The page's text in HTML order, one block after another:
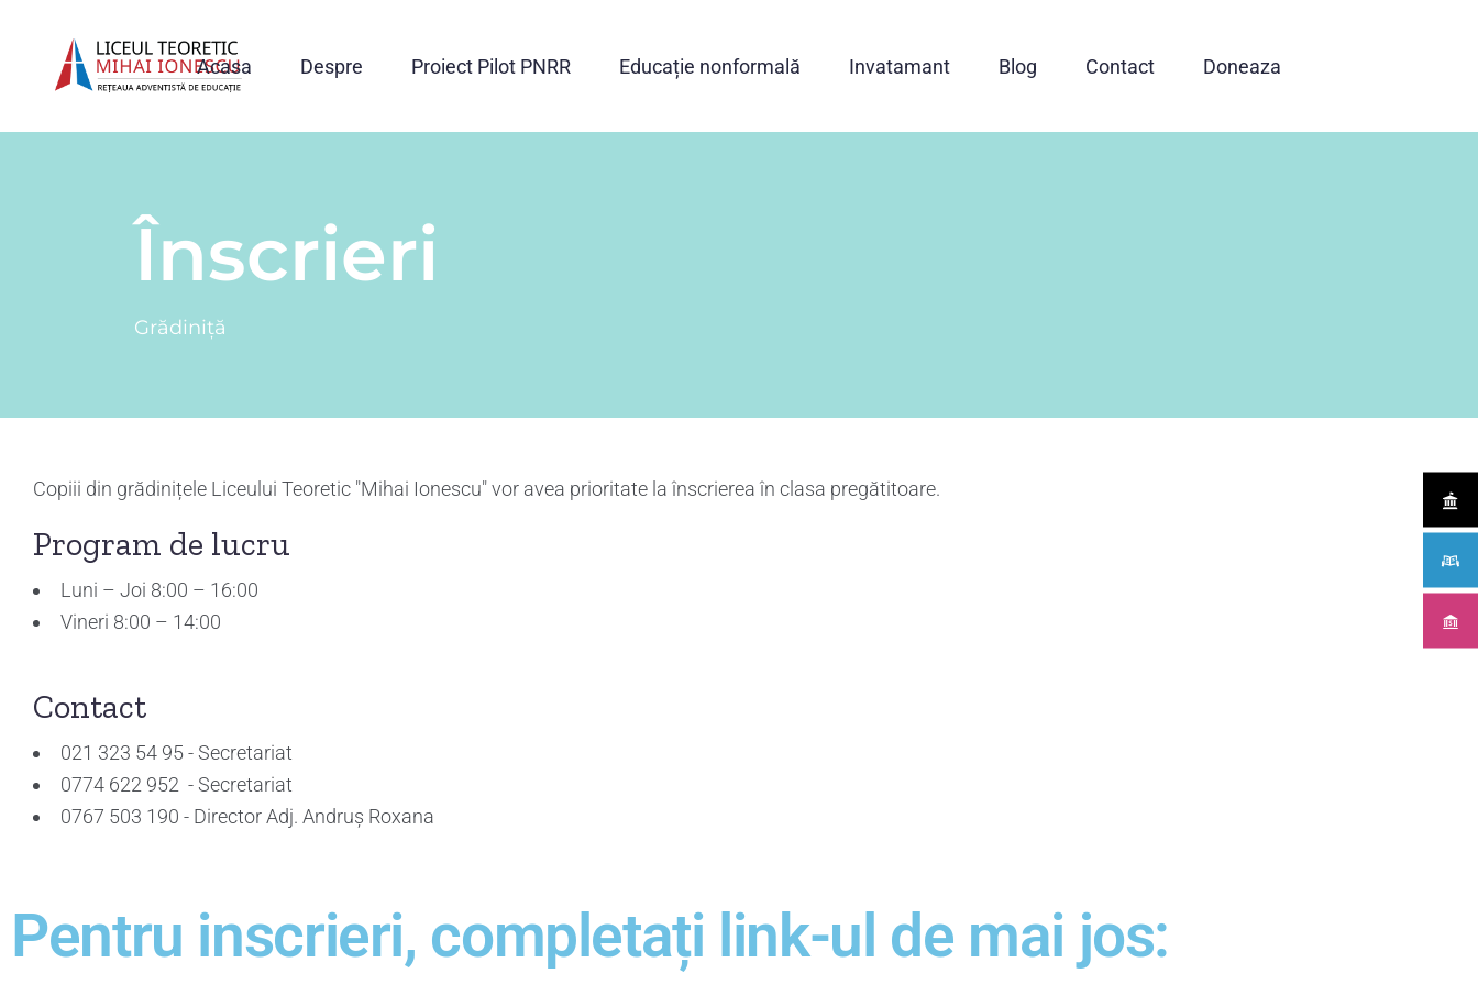
Acasa Despre Proiect Pilot PNRR Educație nonformală Invatamant Blog Contact Doneaza
Înscrieri
Grădiniță
Copiii din grădinițele Liceului Teoretic "Mihai Ionescu" vor avea prioritate la înscrierea în clasa pregătitoare.
Program de lucru
Luni – Joi 8:00 – 16:00
Vineri 8:00 – 14:00
Contact
021 323 54 95 - Secretariat
0774 622 952 - Secretariat
0767 503 190 - Director Adj. Andruș Roxana
Pentru inscrieri, completați link-ul de mai jos: